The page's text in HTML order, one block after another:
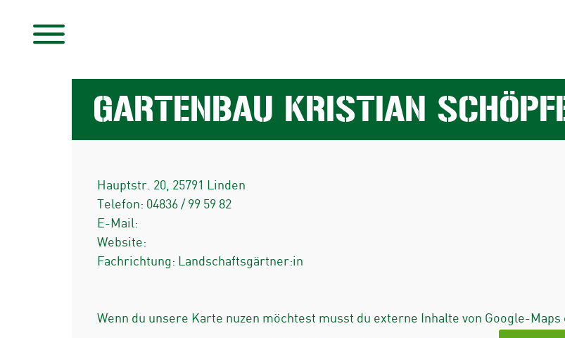
GARTENBAU KRISTIAN
Hauptstr. 20 25791
Linden
Telefon: 04836 / 99 59 82
E-Mail:
Website:
Fachrichtung: Landschaftsgärtner:in
Wenn du unsere Karte nuzen möchtest musst du externe Inhalte von Google-